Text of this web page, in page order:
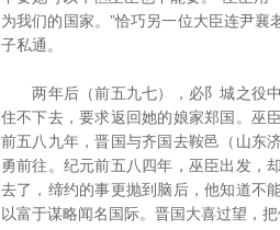
为我们的国家。”恰巧另一位大臣连尹
子私通。
两年后（前五九七），必阝城之役中
住不下去，要求返回她的娘家郑国。巫
前五八九年，晋国与齐国去鞍邑（山东
勇前往。纪元前五八四年，巫臣出发，
去了，缔约的事更抛到脑后，他知道不
以富于谋略闻名国际。晋国大喜过望，